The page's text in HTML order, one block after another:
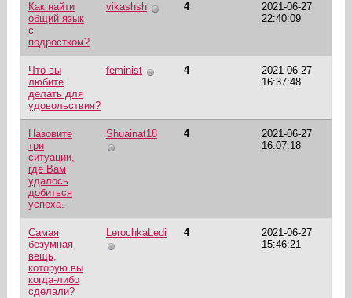
Как найти
общий язык
с
подростком?
vikashsh 4
2021-06-27
22:40:09
Что вы
любите
делать для
удовольствия?
feminist 4
2021-06-27
16:37:48
Назовите
три
ситуации,
где Вам
удалось
добиться
успеха.
Shuainat18 4
2021-06-27
16:07:18
Самая
безумная
вещь,
которую вы
когда-либо
сделали?
LerochkaLedi 4
2021-06-27
15:46:21